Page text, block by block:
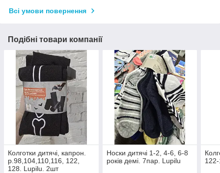
Всі умови повернення
Подібні товари компанії
Колготки дитячі, капрон.
р.98,104,110,116, 122,
128. Lupilu. 2шт
Носки дитячі 1-2, 4-6, 6-8
років демі. 7пар. Lupilu